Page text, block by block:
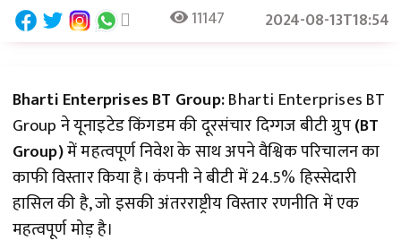
11147 2024-08-13T18:54
Bharti Enterprises BT Group:Bharti Enterprises BT
Group ने यूनाइटेड किंगडम की दूरसंचार दिग्गज बीटी ग्रुप(BT
Group)में महत्वपूर्ण निवेश के साथ अपने वैश्विक परिचालन का
काफी विस्तार किया है। कंपनी ने बीटी में 24.5% हिस्सेदारी
हासिल की है, जो इसकी अंतरराष्ट्रीय विस्तार रणनीति में एक
महत्वपूर्ण मोड़ है।